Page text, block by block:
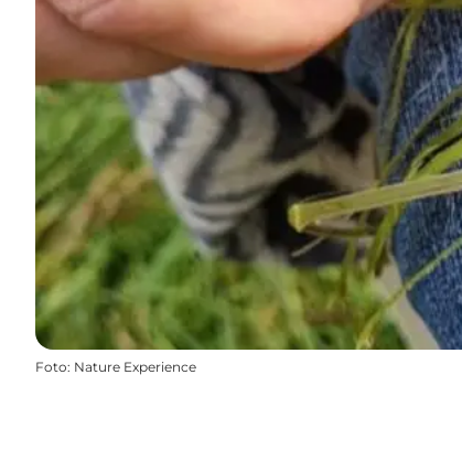
Foto: Nature Experience